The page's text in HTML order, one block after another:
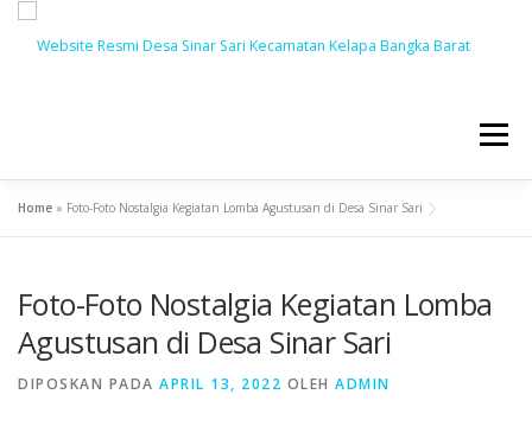
Menu
LAYANAN DUSUN BUMDES
Home » Foto-Foto Nostalgia Kegiatan Lomba Agustusan di Desa Sinar Sari
Foto-Foto Nostalgia Kegiatan Lomba
Agustusan di Desa Sinar Sari
DIPOSKAN PADA APRIL 13, 2022 OLEH ADMIN